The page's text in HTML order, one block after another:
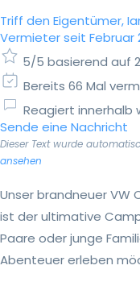
Triff den Eigentümer,
Vermieter seit Februar
5/5 basierend auf
Bereits 66 Mal
Reagiert innerhalb
Sende eine Nachricht
Dieser Text wurde
ansehen
Unser brandneuer VW
ist der ultimative
Paare oder junge
Abenteuer erleben